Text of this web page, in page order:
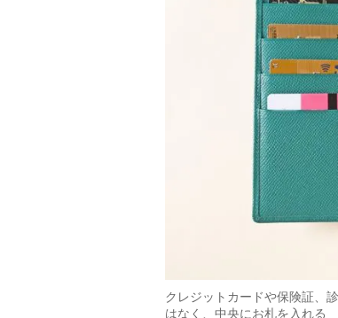
クレジットカードや保険証、
はなく、中央にお札を入れる